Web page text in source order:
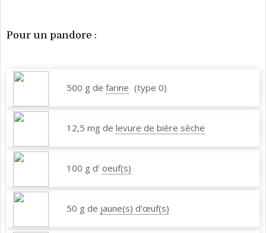
Pour un pandore :
500 g de farine (type 0)
12,5 mg de levure de bière sèche
100 g d' oeuf(s)
50 g de jaune(s) d'œuf(s)